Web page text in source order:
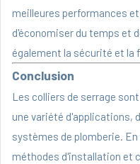
meilleures performances
d'économiser du temps et
également la sécurité et
Conclusion
Les colliers de serrage
une variété d'applications,
systèmes de plomberie.
méthodes d'installation et